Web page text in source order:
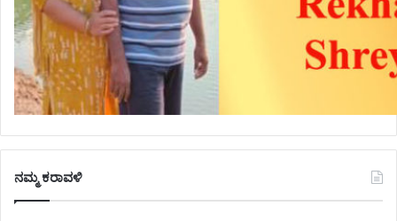
ನಮ್ಮ ಕರಾವಳಿ